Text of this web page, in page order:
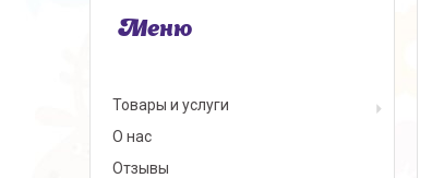
Товары и услуги
О нас
Отзывы